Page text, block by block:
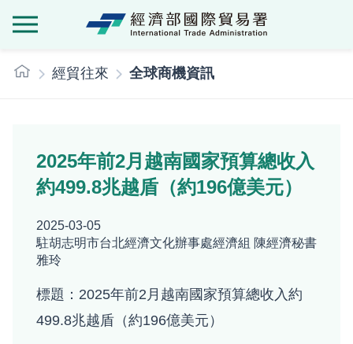
::: 經貿往來 全球商機資訊
2025年前2月越南國家預算總收入
約499.8兆越盾（約196億美元）
2025-03-05
駐胡志明市台北經濟文化辦事處經濟組 陳經濟秘書
雅玲
標題：2025年前2月越南國家預算總收入約
499.8兆越盾（約196億美元）